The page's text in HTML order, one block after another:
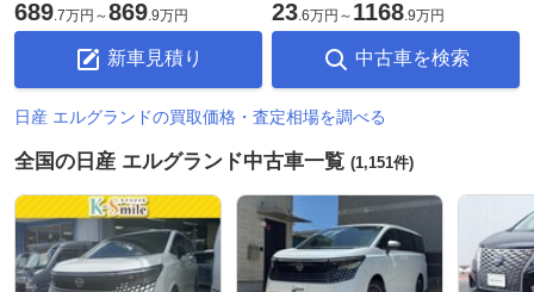
689.7万円 ～869.9万円
新車見積り
23.6万円 ～ 1168.9万円
中古車を検索
日産 エルグランドの買取価格・査定相場を調べる
全国の日産 エルグランド中古車一覧 (1,151件)